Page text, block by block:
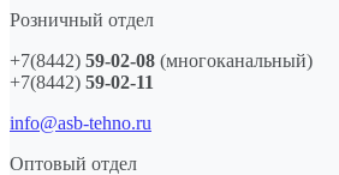
Розничный отдел
+7(8442) 59-02-08 (многоканальный)
+7(8442) 59-02-11
info@asb-tehno.ru
Оптовый отдел